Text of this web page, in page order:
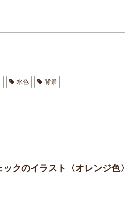
水色 背景
クのイラスト〈オレンジ色〉